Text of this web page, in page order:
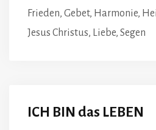
Frieden, Gebet, Harmonie,
Jesus Christus, Liebe, Segen
ICH BIN das LEBEN